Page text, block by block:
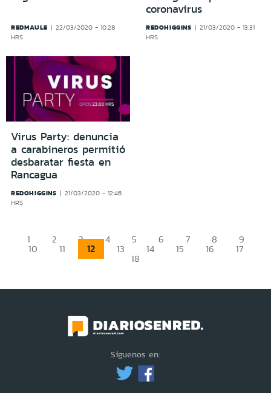
REDMAULE
22/03/2020 - 10:28
HRS
coronavirus
REDOHIGGINS
21/03/2020 - 13:31
HRS
Virus Party: denuncia
a carabineros permitió
desbaratar fiesta en
Rancagua
REDOHIGGINS
21/03/2020 - 12:46
HRS
1 2 3 4 5 6 7 8 9
10 11 12 13 14 15 16 17
18
Síguenos en: